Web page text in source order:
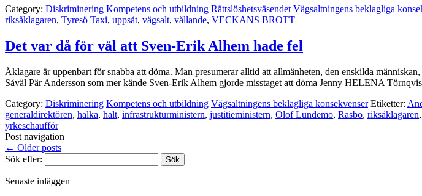
Category: Diskriminering Kompetens och utbildning Rättslöshetsväsendet Vägsaltningens beklagliga
riksåklagaren, Tyresö Taxi, uppsåt, vägsalt, vållande, VECKANS BROTT
Det var då för väl att Sven-Erik Alhem hade fel
Åklagare är uppenbart för snabba att döma. Man presumerar alltid att allmänheten, den enskilda
Såväl Pär Andersson som mer kände Sven-Erik Alhem gjorde misstaget att döma Jenny HELENA
Category: Diskriminering Kompetens och utbildning Vägsaltningens beklagliga konsekvenser Etiketter:
generaldirektören, halka, halt, infrastrukturministern, justitieministern, Olof Lundemo, Rasbo, riksåklagaren,
yrkeschaufför
Post navigation
← Older posts
Sök efter:
Senaste inläggen